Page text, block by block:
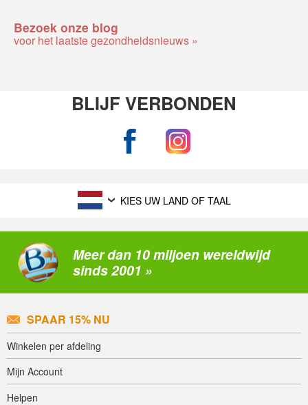
Bezoek onze blog
voor het laatste gezondheidsnieuws »
BLIJF VERBONDEN
KIES UW LAND OF TAAL
Meer dan 10 miljoen wereldwijd
sinds 2001 »
SPAAR 15% NU
Winkelen per afdeling
Mijn Account
Helpen